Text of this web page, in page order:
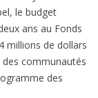
le budget
ans au Fonds
millions de dollars
communautés
des